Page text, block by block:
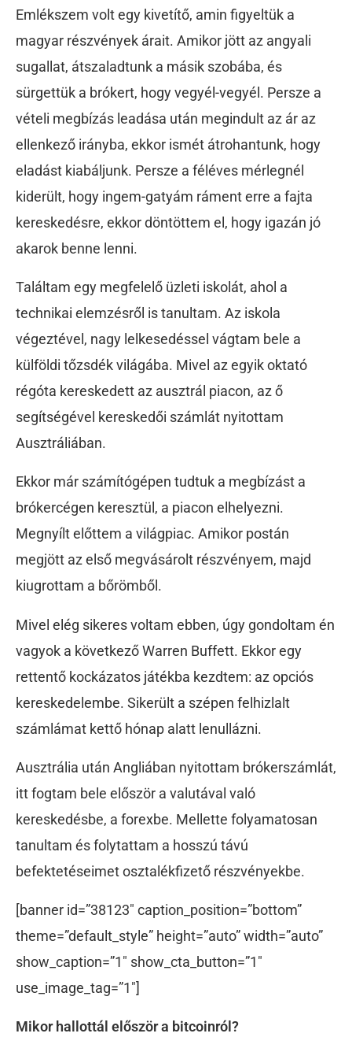
Emlékszem volt egy kivetítő, amin figyeltük a
magyar részvények árait. Amikor jött az angyali
sugallat, átszaladtunk a másik szobába, és
sürgettük a brókert, hogy vegyél-vegyél. Persze a
vételi megbízás leadása után megindult az ár az
ellenkező irányba, ekkor ismét átrohantunk, hogy
eladást kiabáljunk. Persze a féléves mérlegnél
kiderült, hogy ingem-gatyám ráment erre a fajta
kereskedésre, ekkor döntöttem el, hogy igazán jó
akarok benne lenni.
Találtam egy megfelelő üzleti iskolát, ahol a
technikai elemzésről is tanultam. Az iskola
végeztével, nagy lelkesedéssel vágtam bele a
külföldi tőzsdék világába. Mivel az egyik oktató
régóta kereskedett az ausztrál piacon, az ő
segítségével kereskedői számlát nyitottam
Ausztráliában.
Ekkor már számítógépen tudtuk a megbízást a
brókercégen keresztül, a piacon elhelyezni.
Megnyílt előttem a világpiac. Amikor postán
megjött az első megvásárolt részvényem, majd
kiugrottam a bőrömből.
Mivel elég sikeres voltam ebben, úgy gondoltam én
vagyok a következő Warren Buffett. Ekkor egy
rettentő kockázatos játékba kezdtem: az opciós
kereskedelembe. Sikerült a szépen felhizlalt
számlámat kettő hónap alatt lenullázni.
Ausztrália után Angliában nyitottam brókerszámlát,
itt fogtam bele először a valutával való
kereskedésbe, a forexbe. Mellette folyamatosan
tanultam és folytattam a hosszú távú
befektetéseimet osztalékfizető részvényekbe.
[banner id=”38123″ caption_position=”bottom”
theme=”default_style” height=”auto” width=”auto”
show_caption=”1″ show_cta_button=”1″
use_image_tag=”1″]
Mikor hallottál először a bitcoinról?